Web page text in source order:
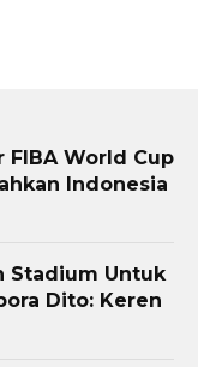
FIBA World Cup
Indonesia
Stadium Untuk
Dito: Keren